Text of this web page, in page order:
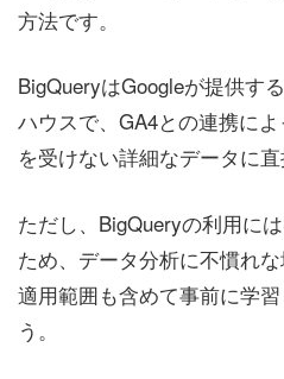
方法です。
BigQueryはGoogleが提供す
ハウスで、GA4との連携に
を受けない詳細なデータに直
ただし、BigQueryの利用に
ため、データ分析に不慣れ
適用範囲も含めて事前に学
う。